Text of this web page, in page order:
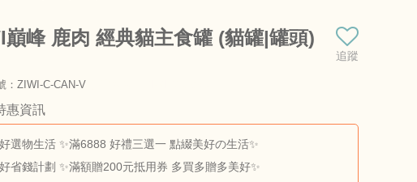
巔峰 鹿肉 經典貓主食罐 (貓罐|罐頭)
追蹤
：ZIWI-C-CAN-V
惠資訊
選物生活 ✨滿6888 好禮三選一 點綴美好の生活✨
省錢計劃 ✨滿額贈200元抵用券 多買多贈多美好✨